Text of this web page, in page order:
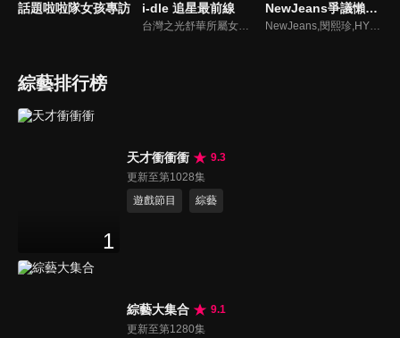
話題啦啦隊女孩專訪 i-dle 追星最前線
台灣之光舒華所屬女團最新消息報你知
NewJeans爭議懶人包
NewJeans,閔熙珍,HYBE爭議懶人包
綜藝排行榜
1
天才衝衝衝
9.3
更新至第1028集
遊戲節目
綜藝
綜藝大集合
9.1
更新至第1280集